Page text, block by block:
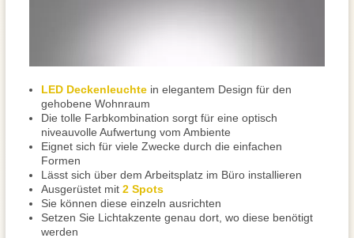
LED Deckenleuchte in elegantem Design für den
gehobene Wohnraum
Die tolle Farbkombination sorgt für eine optisch
niveauvolle Aufwertung vom Ambiente
Eignet sich für viele Zwecke durch die einfachen
Formen
Lässt sich über dem Arbeitsplatz im Büro installieren
Ausgerüstet mit 2 Spots
Sie können diese einzeln ausrichten
Setzen Sie Lichtakzente genau dort, wo diese benötigt
werden